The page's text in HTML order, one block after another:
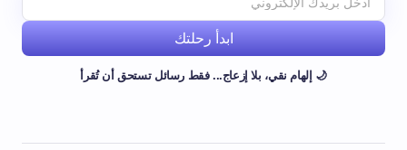
ابدأ رحلتك
🌙 إلهام نقي، بلا إزعاج... فقط رسائل تستحق أن تُقرأ